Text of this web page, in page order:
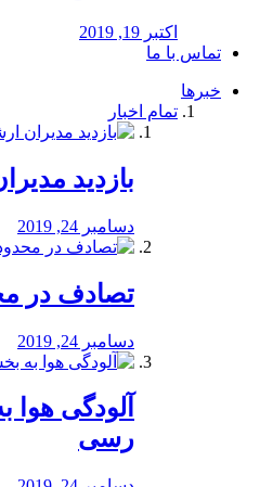
اکتبر 19, 2019
تماس با ما
خبرها
تمام اخبار
بازدید
دسامبر 24, 2019
تصادف در
دسامبر 24, 2019
آلودگی
رسی